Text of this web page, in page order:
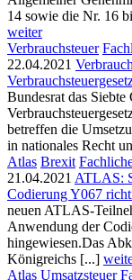
14 sowie die Nr. 16
weiter
Verbrauchsteuer
22.04.2021
Bundesrat das
betreffen die
in nationales Recht
Atlas Brexit
21.04.2021 ATLAS:
Codierung Y067
neuen ATLAS-
Anwendung der
hingewiesen.Das
Königreichs [...]
Atlas Umsatzsteuer